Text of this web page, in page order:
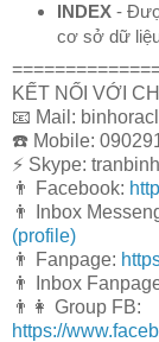
INDEX-
cơ sở dữ
KẾT NỐI VỚI
📧 Mail:
☎️ Mobile:
⚡️ Skype:
👨 Facebook:
👨 Inbox
(profile)
👨 Fanpage:
👨 Inbox
👨👩 Group FB:
https://